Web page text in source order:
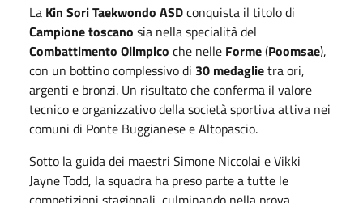
La Kin Sori Taekwondo ASDconquista il titolo di
Campione toscano sia nella specialità del
Combattimento Olimpico che nelle Forme(Poomsae),
con un bottino complessivo di 30 medaglietra ori,
argenti e bronzi. Un risultato che conferma il valore
tecnico e organizzativo della società sportiva attiva nei
comuni di Ponte Buggianese e Altopascio.
Sotto la guida dei maestri Simone Niccolai e Vikki
Jayne Todd, la squadra ha preso parte a tutte le